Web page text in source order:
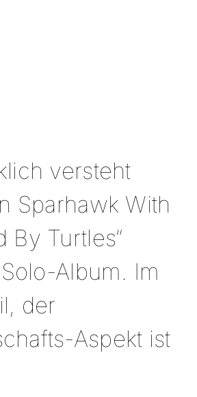
versteht
Sparhawk With
By Turtles“
Album. Im
der
Aspekt ist